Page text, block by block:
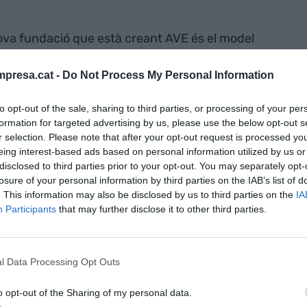
- Do Not Process My Personal Information
opt-out of the sale, sharing to third parties, or processing of your
for targeted advertising by us, please use the below opt-out
selection. Please note that after your opt-out request is processed
interest-based ads based on personal information utilized by us
to third parties prior to your opt-out. You may separately
of your personal information by third parties on the IAB’s list of
This information may also be disclosed by us to third parties on the
Participants that may further disclose it to other third parties.
Data Processing Opt Outs
opt-out of the Sharing of my personal data.
fundació que està creant AVE és el model
de la societat civil. De moment, tal com han
, la fundació no disposa encara d'eix
com a propòsit atraure a València els grans
al món. Amb tot, Boluda ha deixat clar que
Mediterrani perquè és un projecte de